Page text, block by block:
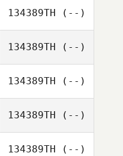
134389TH (--)
134389TH (--)
134389TH (--)
134389TH (--)
134389TH (--)